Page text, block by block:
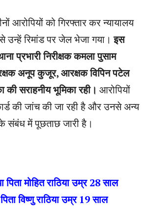
आरोपियों को गिरफ्तार कर न्यायालय
उन्हें रिमांड पर जेल भेजा गया। इस
प्रभारी निरीक्षक कमला पुसाम
अनूप कुजूर, आरक्षक विपिन पटेल
सराहनीय भूमिका रही। आरोपियों
की जांच की जा रही है और उनसे अन्य
के संबंध में पूछताछ जारी है।
पिता मोहित राठिया उम्र 28 साल
विष्णु राठिया उम्र 19 साल